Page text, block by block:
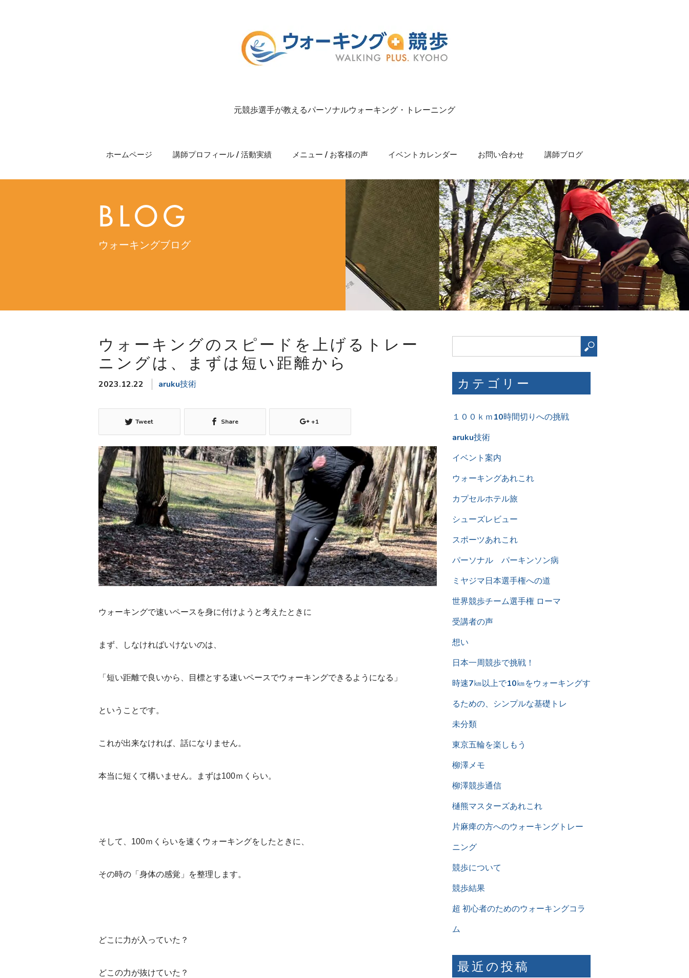
元競歩選手が教えるパーソナルウォーキング・トレーニング
ホームページ 講師プロフィール / 活動実績 メニュー / お客様の声 イベントカレンダー お問い合わせ 講師ブログ
BLOG
ウォーキングブログ
ウォーキングのスピードを上げるトレー
ニングは、まずは短い距離から
2023.12.22 aruku技術
Tweet Share +1
ウォーキングで速いペースを身に付けようと考えたときに
まず、しなければいけないのは、
「短い距離で良いから、目標とする速いペースでウォーキングできるようになる」
ということです。
これが出来なければ、話になりません。
本当に短くて構いません。まずは100ｍくらい。
そして、100ｍくらいを速くウォーキングをしたときに、
その時の「身体の感覚」を整理します。
どこに力が入っていた？
どこの力が抜けていた？
カテゴリー
１００ｋｍ10時間切りへの挑戦
aruku技術
イベント案内
ウォーキングあれこれ
カプセルホテル旅
シューズレビュー
スポーツあれこれ
パーソナル パーキンソン病
ミヤジマ日本選手権への道
世界競歩チーム選手権 ローマ
受講者の声
想い
日本一周競歩で挑戦！
時速7㎞以上で10㎞をウォーキングす
るための、シンプルな基礎トレ
未分類
東京五輪を楽しもう
柳澤メモ
柳澤競歩通信
樋熊マスターズあれこれ
片麻痺の方へのウォーキングトレー
ニング
競歩について
競歩結果
超 初心者のためのウォーキングコラ
ム
最近の投稿